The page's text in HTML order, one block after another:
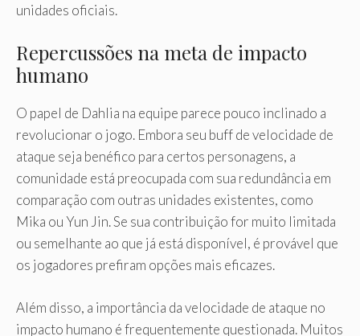
unidades oficiais.
Repercussões na meta de impacto
humano
O papel de Dahlia na equipe parece pouco inclinado a
revolucionar o jogo. Embora seu buff de velocidade de
ataque seja benéfico para certos personagens, a
comunidade está preocupada com sua redundância em
comparação com outras unidades existentes, como
Mika ou Yun Jin. Se sua contribuição for muito limitada
ou semelhante ao que já está disponível, é provável que
os jogadores prefiram opções mais eficazes.
Além disso, a importância da velocidade de ataque no
impacto humano é frequentemente questionada. Muitos